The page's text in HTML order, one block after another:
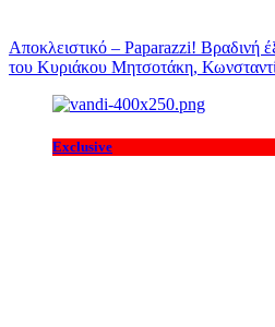
Αποκλειστικό – Paparazzi! Βραδινή
του Κυριάκου Μητσοτάκη,
Exclusive